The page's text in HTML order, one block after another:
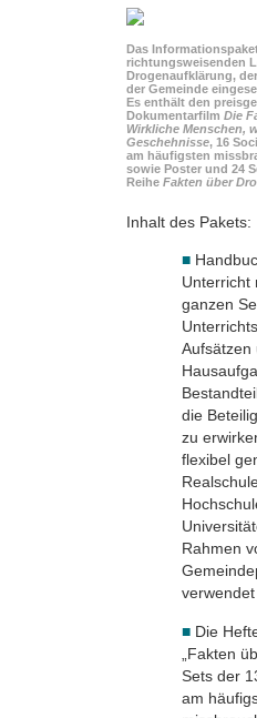
Das
richtungsweisenden
Drogenaufklärung,
der Gemeinde
Es enthält den
Dokumentarfilm Die
Wirkliche Menschen,
Geschehnisse, 16
am häufigsten
sowie Poster und 24
Reihe Fakten über
Inhalt des Pakets:
■
Unterricht
ganzen
Aufsätzen
die
zu
flexibel
Rahmen
■ Die
„Fakten
Sets der
am